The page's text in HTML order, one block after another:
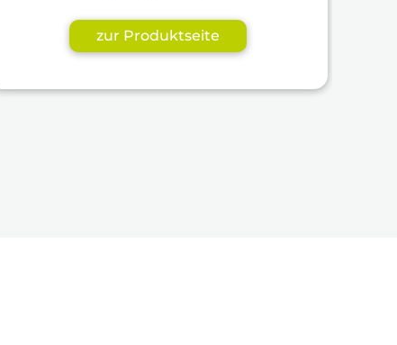
zur Produktseite